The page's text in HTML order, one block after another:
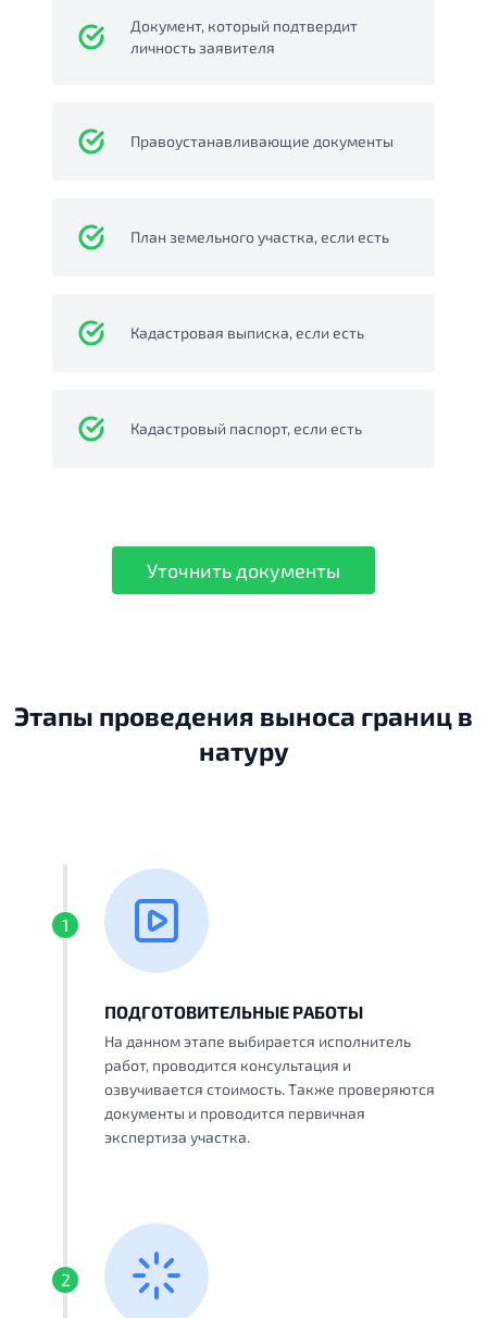
Документ, который подтвердит
личность заявителя
Правоустанавливающие документы
План земельного участка, если есть
Кадастровая выписка, если есть
Кадастровый паспорт, если есть
Уточнить документы
Этапы проведения выноса границ в
натуру
1
ПОДГОТОВИТЕЛЬНЫЕ РАБОТЫ
На данном этапе выбирается исполнитель
работ, проводится консультация и
озвучивается стоимость. Также проверяются
документы и проводится первичная
экспертиза участка.
2